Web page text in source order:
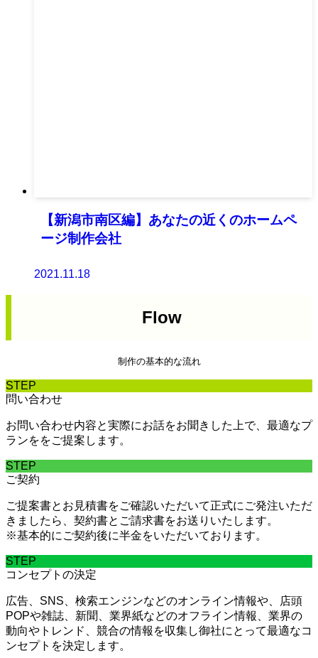
【新潟市南区編】あなたの近くのホームペ
ージ制作会社
2021.11.18
Flow
制作の基本的な流れ
STEP
問い合わせ
お問い合わせ内容と実際にお話をお聞きした上で、最適なプ
ランををご提案します。
STEP
ご契約
ご提案書とお見積書をご確認いただいて正式にご発注いただ
きましたら、契約書とご請求書をお送りいたします。
※基本的にご契約後に半金をいただいております。
STEP
コンセプトの決定
広告、SNS、検索エンジンなどのオンライン情報や、店頭
POPや雑誌、新聞、業界紙などのオフライン情報、業界の
動向やトレンド、競合の情報を収集し御社にとって最適なコ
ンセプトを決定します。